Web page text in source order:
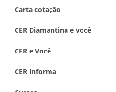
Carta cotação
CER Diamantina e você
CER e Você
CER Informa